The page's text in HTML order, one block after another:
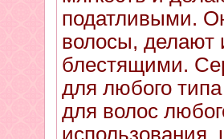
податливыми.
волосы, делают
блестящими.
для любого
для волос
использования,